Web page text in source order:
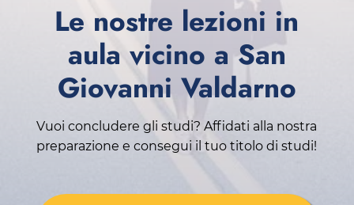
Le nostre lezioni in
aula vicino a San
Giovanni Valdarno
Vuoi concludere gli studi? Affidati alla nostra
preparazione e consegui il tuo titolo di studi!